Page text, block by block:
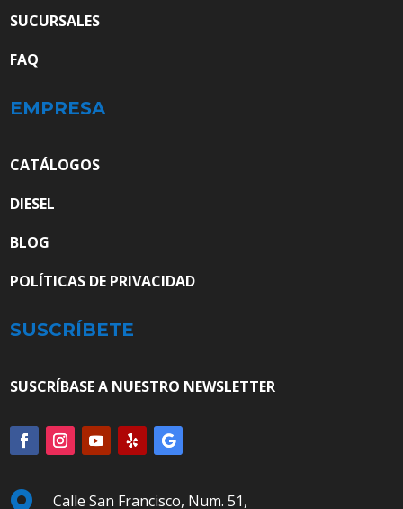
SUCURSALES
FAQ
EMPRESA
CATÁLOGOS
DIESEL
BLOG
POLÍTICAS DE PRIVACIDAD
SUSCRÍBETE
SUSCRÍBASE A NUESTRO NEWSLETTER
Calle San Francisco, Num. 51,